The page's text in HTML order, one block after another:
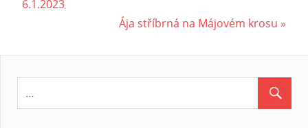
pro
Post:
6.1.2023
Next
Ája stříbrná na Májovém krosu